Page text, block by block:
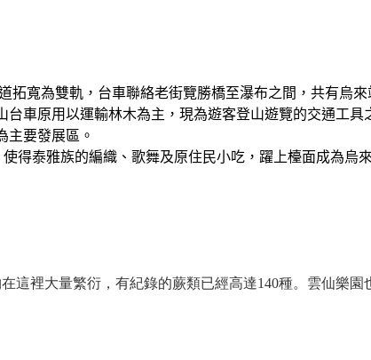
拓寬為雙軌，台車聯絡老街覽勝橋至瀑布之間，共有烏
車原用以運輸林木為主，現為遊客登山遊覽的交通工具
主要發展區。
得泰雅族的編織、歌舞及原住民小吃，躍上檯面成為烏
這裡大量繁衍，有紀錄的蕨類已經高達140種。雲仙樂